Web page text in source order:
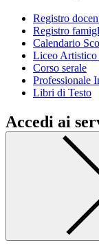
Registro
Registro
Calendario
Liceo
Corso serale
Professionale
Libri di Testo
Accedi ai